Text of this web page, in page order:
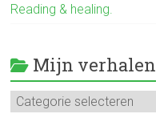
Reading & healing.
Mijn verhalen
Mijn
verhalen